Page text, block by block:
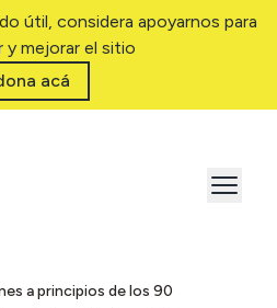
útil, considera apoyarnos para
y mejorar el sitio
acá
a principios de los 90